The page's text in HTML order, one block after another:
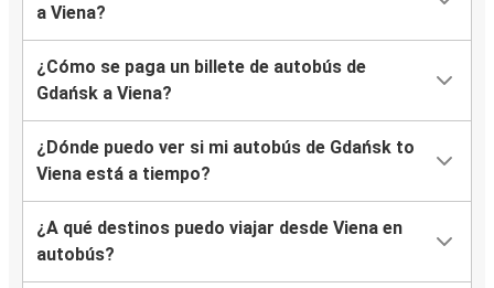
a Viena?
¿Cómo se paga un billete de autobús de
Gdańsk a Viena?
¿Dónde puedo ver si mi autobús de Gdańsk to
Viena está a tiempo?
¿A qué destinos puedo viajar desde Viena en
autobús?